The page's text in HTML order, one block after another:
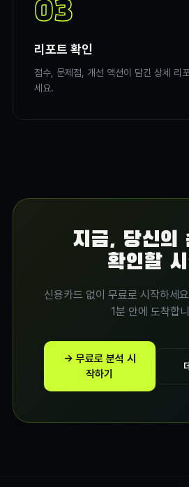
03
리포트 확인
점수, 문제점, 개선 액션이 담긴 상세 리
세요.
지금, 당신의
확인할
신용카드 없이 무료로 시작하세
1분 안에 도착합
→ 무료로 분석 시
작하기